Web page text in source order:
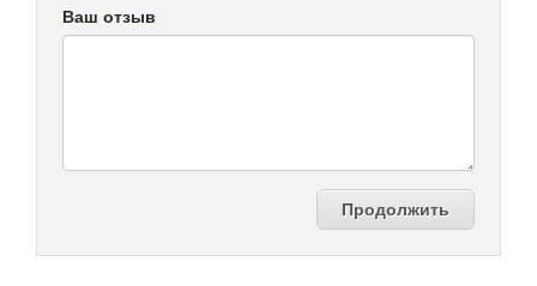
Ваш отзыв
Продолжить